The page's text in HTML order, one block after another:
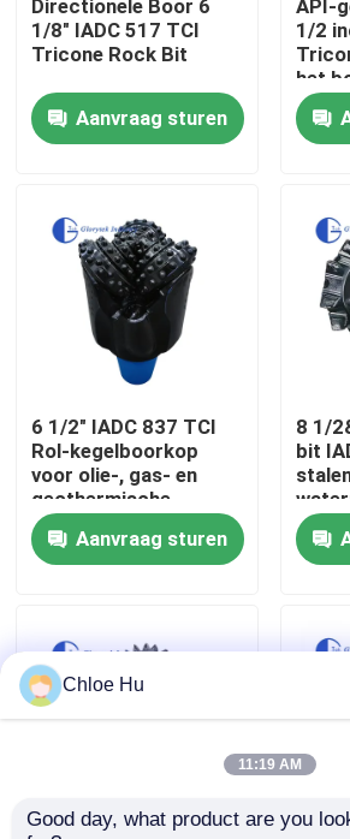
Huis
Producten
Ongeveer ons
Fabrieksreis
Kwaliteitscontrole
Nieuws
Verzoek om een Citaat
Boorinstallatiemachines
Boorinstallatie voor waterputten
Directionele Boor 6
1/8" IADC 517 TCI
Tricone Rock Bit
Aanvraag sturen
API-
1/2
het
rotsen
6 1/2" IADC 837 TCI
Rol-kegelboorkop
voor olie-, gas- en
geothermische
boringen
Aanvraag sturen
8 1/
bit
Chloe Hu
11:19 AM
Good day, what product are you